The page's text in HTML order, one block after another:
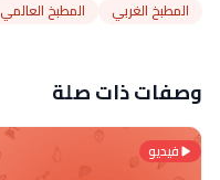
المطبخ الغربي المطبخ العالمي
وصفات ذات صلة
فيديو